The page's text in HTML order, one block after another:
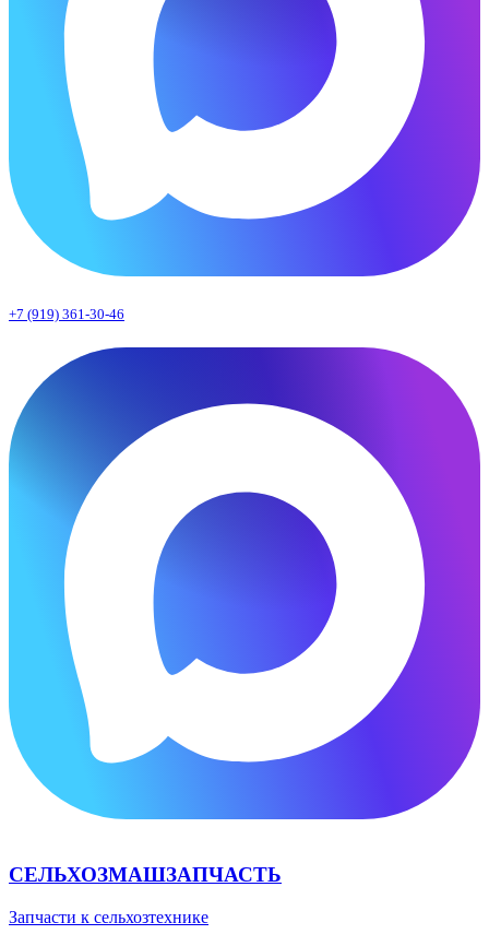
+7 (919) 361-30-46
СЕЛЬХОЗМАШЗАПЧАСТЬ
Запчасти к сельхозтехнике